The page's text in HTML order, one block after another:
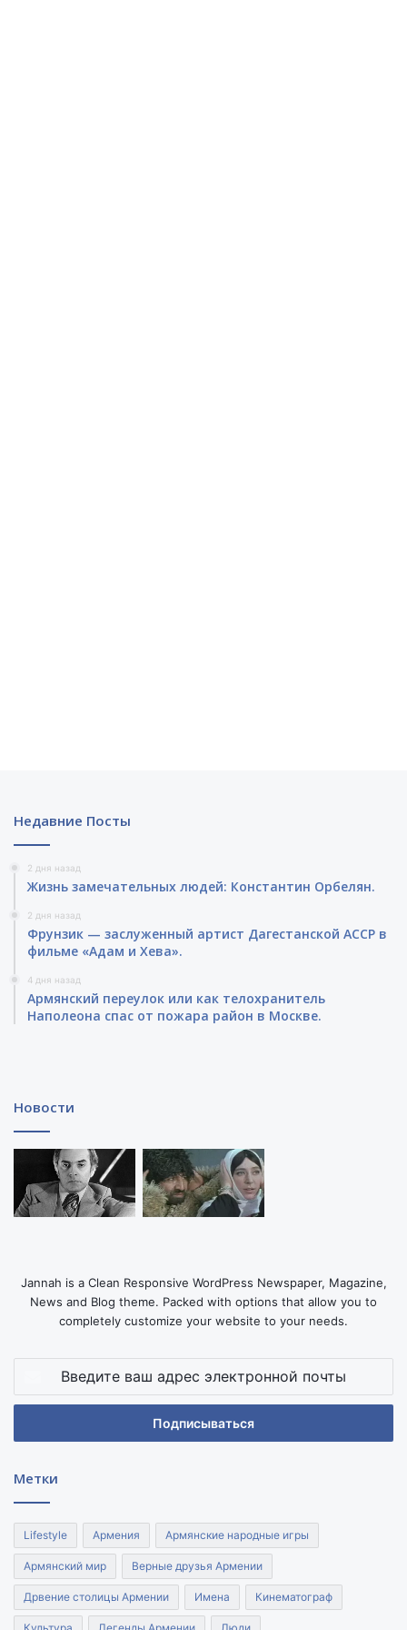
Недавние Посты
2 дня назад
Жизнь замечательных людей: Константин Орбелян.
2 дня назад
Фрунзик — заслуженный артист Дагестанской АССР в
фильме «Адам и Хева».
4 дня назад
Армянский переулок или как телохранитель
Наполеона спас от пожара район в Москве.
Новости
Jannah is a Clean Responsive WordPress Newspaper, Magazine,
News and Blog theme. Packed with options that allow you to
completely customize your website to your needs.
адрес
почты
Метки
Lifestyle Армения Армянские народные игры
Армянский мир Верные друзья Армении
Дрвение столицы Армении Имена Кинематограф